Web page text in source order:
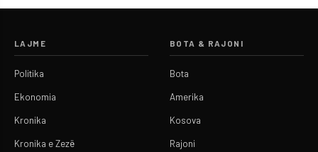
LAJME
Politika
Ekonomia
Kronika
Kronika e Zezë
BOTA & RAJONI
Bota
Amerika
Kosova
Rajoni